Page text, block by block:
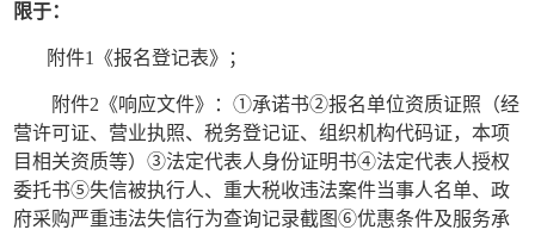
限于：
附件1《报名登记表》；
附件2《响应文件》：①承诺书②报名单位资质证照（经
营许可证、营业执照、税务登记证、组织机构代码证，本项
目相关资质等）③法定代表人身份证明书④法定代表人授权
委托书⑤失信被执行人、重大税收违法案件当事人名单、政
府采购严重违法失信行为查询记录截图⑥优惠条件及服务承